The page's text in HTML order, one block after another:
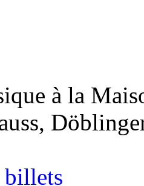
à la
billets